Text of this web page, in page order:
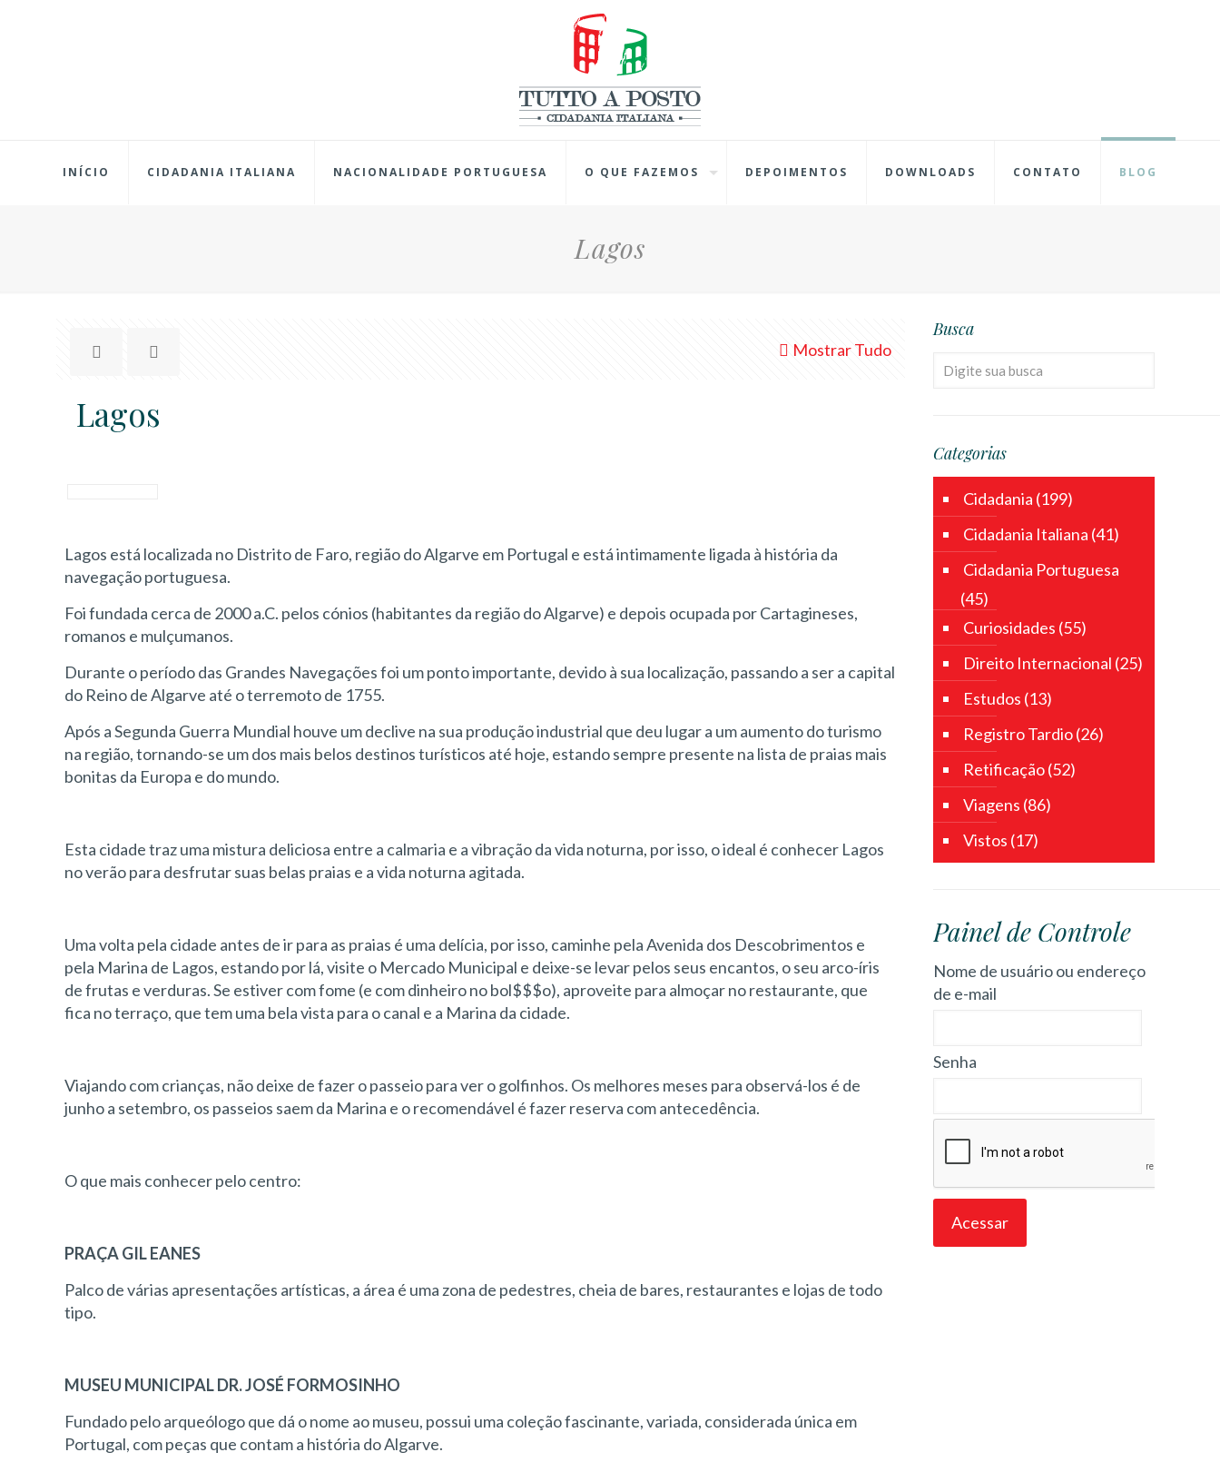
INÍCIO CIDADANIA ITALIANA NACIONALIDADE PORTUGUESA O QUE FAZEMOS DEPOIMENTOS DOWNLOADS CONTATO BLOG
Lagos
Mostrar Tudo
Lagos
Lagos está localizada no Distrito de Faro, região do Algarve em Portugal e está intimamente ligada à história da
navegação portuguesa.
Foi fundada cerca de 2000 a.C. pelos cónios (habitantes da região do Algarve) e depois ocupada por Cartagineses,
romanos e mulçumanos.
Durante o período das Grandes Navegações foi um ponto importante, devido à sua localização, passando a ser a capital
do Reino de Algarve até o terremoto de 1755.
Após a Segunda Guerra Mundial houve um declive na sua produção industrial que deu lugar a um aumento do turismo
na região, tornando-se um dos mais belos destinos turísticos até hoje, estando sempre presente na lista de praias mais
bonitas da Europa e do mundo.
Esta cidade traz uma mistura deliciosa entre a calmaria e a vibração da vida noturna, por isso, o ideal é conhecer Lagos
no verão para desfrutar suas belas praias e a vida noturna agitada.
Uma volta pela cidade antes de ir para as praias é uma delícia, por isso, caminhe pela Avenida dos Descobrimentos e
pela Marina de Lagos, estando por lá, visite o Mercado Municipal e deixe-se levar pelos seus encantos, o seu arco-íris
de frutas e verduras. Se estiver com fome (e com dinheiro no bol$$$o), aproveite para almoçar no restaurante, que
fica no terraço, que tem uma bela vista para o canal e a Marina da cidade.
Viajando com crianças, não deixe de fazer o passeio para ver o golfinhos. Os melhores meses para observá-los é de
junho a setembro, os passeios saem da Marina e o recomendável é fazer reserva com antecedência.
O que mais conhecer pelo centro:
PRAÇA GIL EANES
Palco de várias apresentações artísticas, a área é uma zona de pedestres, cheia de bares, restaurantes e lojas de todo
tipo.
MUSEU MUNICIPAL DR. JOSÉ FORMOSINHO
Fundado pelo arqueólogo que dá o nome ao museu, possui uma coleção fascinante, variada, considerada única em
Portugal, com peças que contam a história do Algarve.
Busca
Categorias
Cidadania (199)
Cidadania Italiana (41)
Cidadania Portuguesa
(45)
Curiosidades (55)
Direito Internacional (25)
Estudos (13)
Registro Tardio(26)
Retificação(52)
Viagens (86)
Vistos (17)
Painel de Controle
Nome de usuário ou endereço
de e-mail
Senha